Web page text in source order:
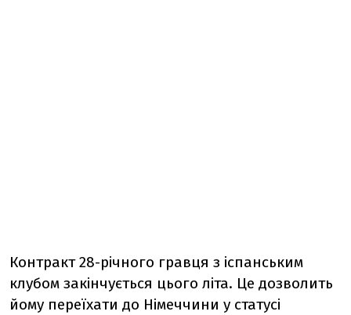
Контракт 28-річного гравця з іспанським
клубом закінчується цього літа. Це дозволить
йому переїхати до Німеччини у статусі